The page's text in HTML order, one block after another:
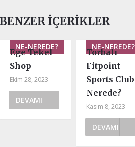
BENZER İÇERIKLER
NE-NEREDE?
Ege Tekel
Shop
Ekim 28, 2023
DEVAMI
NE-NEREDE?
Torbalı
Fitpoint
Sports Club
Nerede?
Kasım 8, 2023
DEVAMI